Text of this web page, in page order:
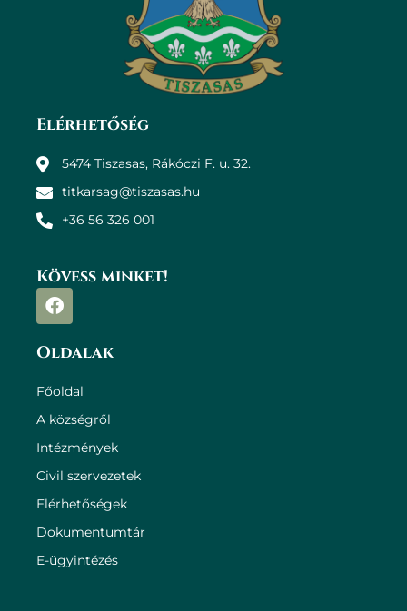
Elérhetőség
5474 Tiszasas, Rákóczi F. u. 32.
titkarsag@tiszasas.hu
+36 56 326 001
Kövess minket!
Oldalak
Főoldal
A községről
Intézmények
Civil szervezetek
Elérhetőségek
Dokumentumtár
E-ügyintézés